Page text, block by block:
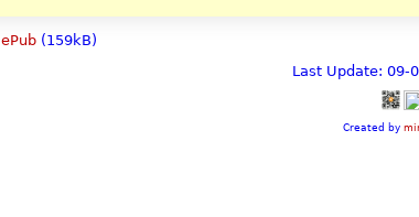
ePub (159kB)
Last Update: 09-
Created by